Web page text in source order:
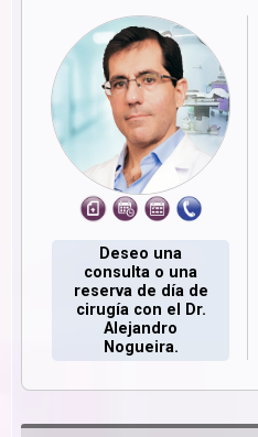
Deseo una
consulta o una
reserva de día de
cirugía con el Dr.
Alejandro
Nogueira.